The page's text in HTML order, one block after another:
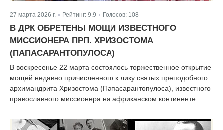
27 марта 2026 г. | Рейтинг: 9.9 Голосов: 108
В ДРК ОБРЕТЕНЫ МОЩИ ИЗВЕСТНОГО
МИССИОНЕРА ПРП. ХРИЗОСТОМА
(ПАПАСАРАНТОПУЛОСА)
В воскресенье 22 марта состоялось торжественное открытие
мощей недавно причисленного к лику святых преподобного
архимандрита Хризостома (Папасарантопулоса), известного
православного миссионера на африканском континенте.